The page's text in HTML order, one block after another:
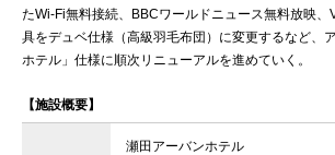
たWi-Fi無料接続、BBCワールドニュース無料放映、
具をデュベ仕様（高級羽毛布団）に変更するなど、
ホテル」仕様に順次リニューアルを進めていく。
【施設概要】
瀬田アーバンホテル